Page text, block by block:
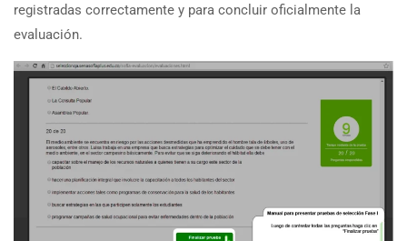
registradas correctamente y para concluir oficialmente la
evaluación.